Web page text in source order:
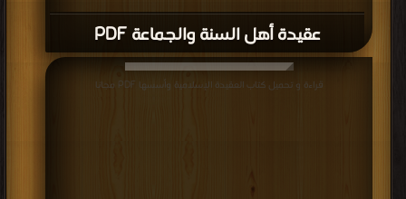
عقيدة أهل السنة والجماعة PDF
قراءة و تحميل كتاب العقيدة الإسلامية وأسسها PDF مجانا